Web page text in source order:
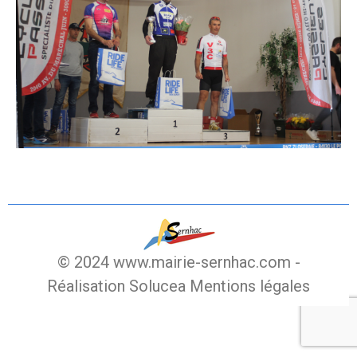
© 2024 www.mairie-sernhac.com -
Réalisation Solucea Mentions légales